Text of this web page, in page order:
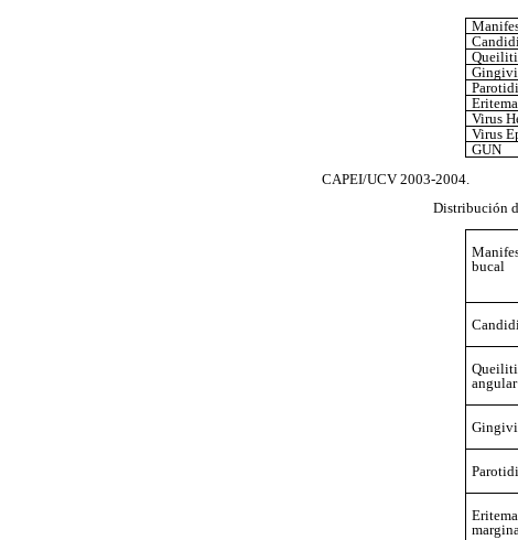
Virus
Virus
GUN
CAPEI/UCV 2003-2004.
Distribución
bucal
angular
Eritema